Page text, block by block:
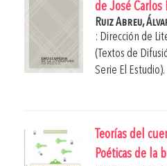
de José Carlos
Ruiz Abreu,
: Dirección de
(Textos de
Serie El Estudio).
Teorías del
Poéticas de la